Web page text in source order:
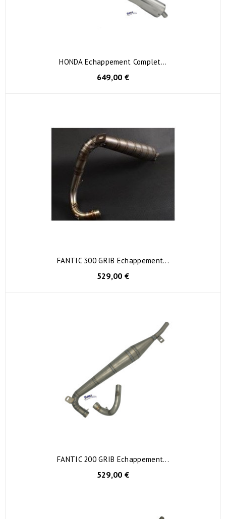
HONDA Echappement Complet...
649,00 €
FANTIC 300 GRIB Echappement...
529,00 €
FANTIC 200 GRIB Echappement...
529,00 €